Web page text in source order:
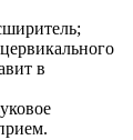
в